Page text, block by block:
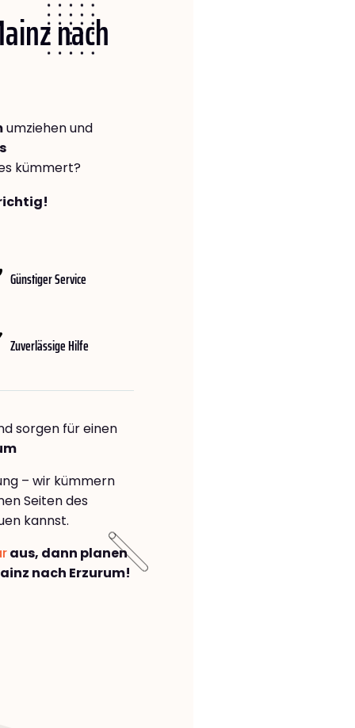
nach
umziehen und
kümmert?
Günstiger Service
Zuverlässige Hilfe
sorgen für einen
– wir kümmern
Seiten des
kannst.
aus, dann planen
nach Erzurum!